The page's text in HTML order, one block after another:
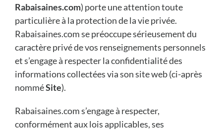
Rabaisaines.com) porte une attention toute
particulière à la protection de la vie privée.
Rabaisaines.com se préoccupe sérieusement du
caractère privé de vos renseignements personnels
et s’engage à respecter la confidentialité des
informations collectées via son site web (ci-après
nomméSite).
Rabaisaines.com s’engage à respecter,
conformément aux lois applicables, ses